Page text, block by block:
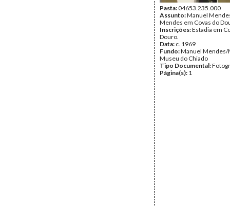
Pasta:04653.235.000
Assunto:Manuel
Mendes em Covas do
Inscrições:Estadia em
Douro.
Data: c. 1969
Fundo:Manuel Mendes/
Museu do Chiado
Tipo Documental:
Página(s): 1